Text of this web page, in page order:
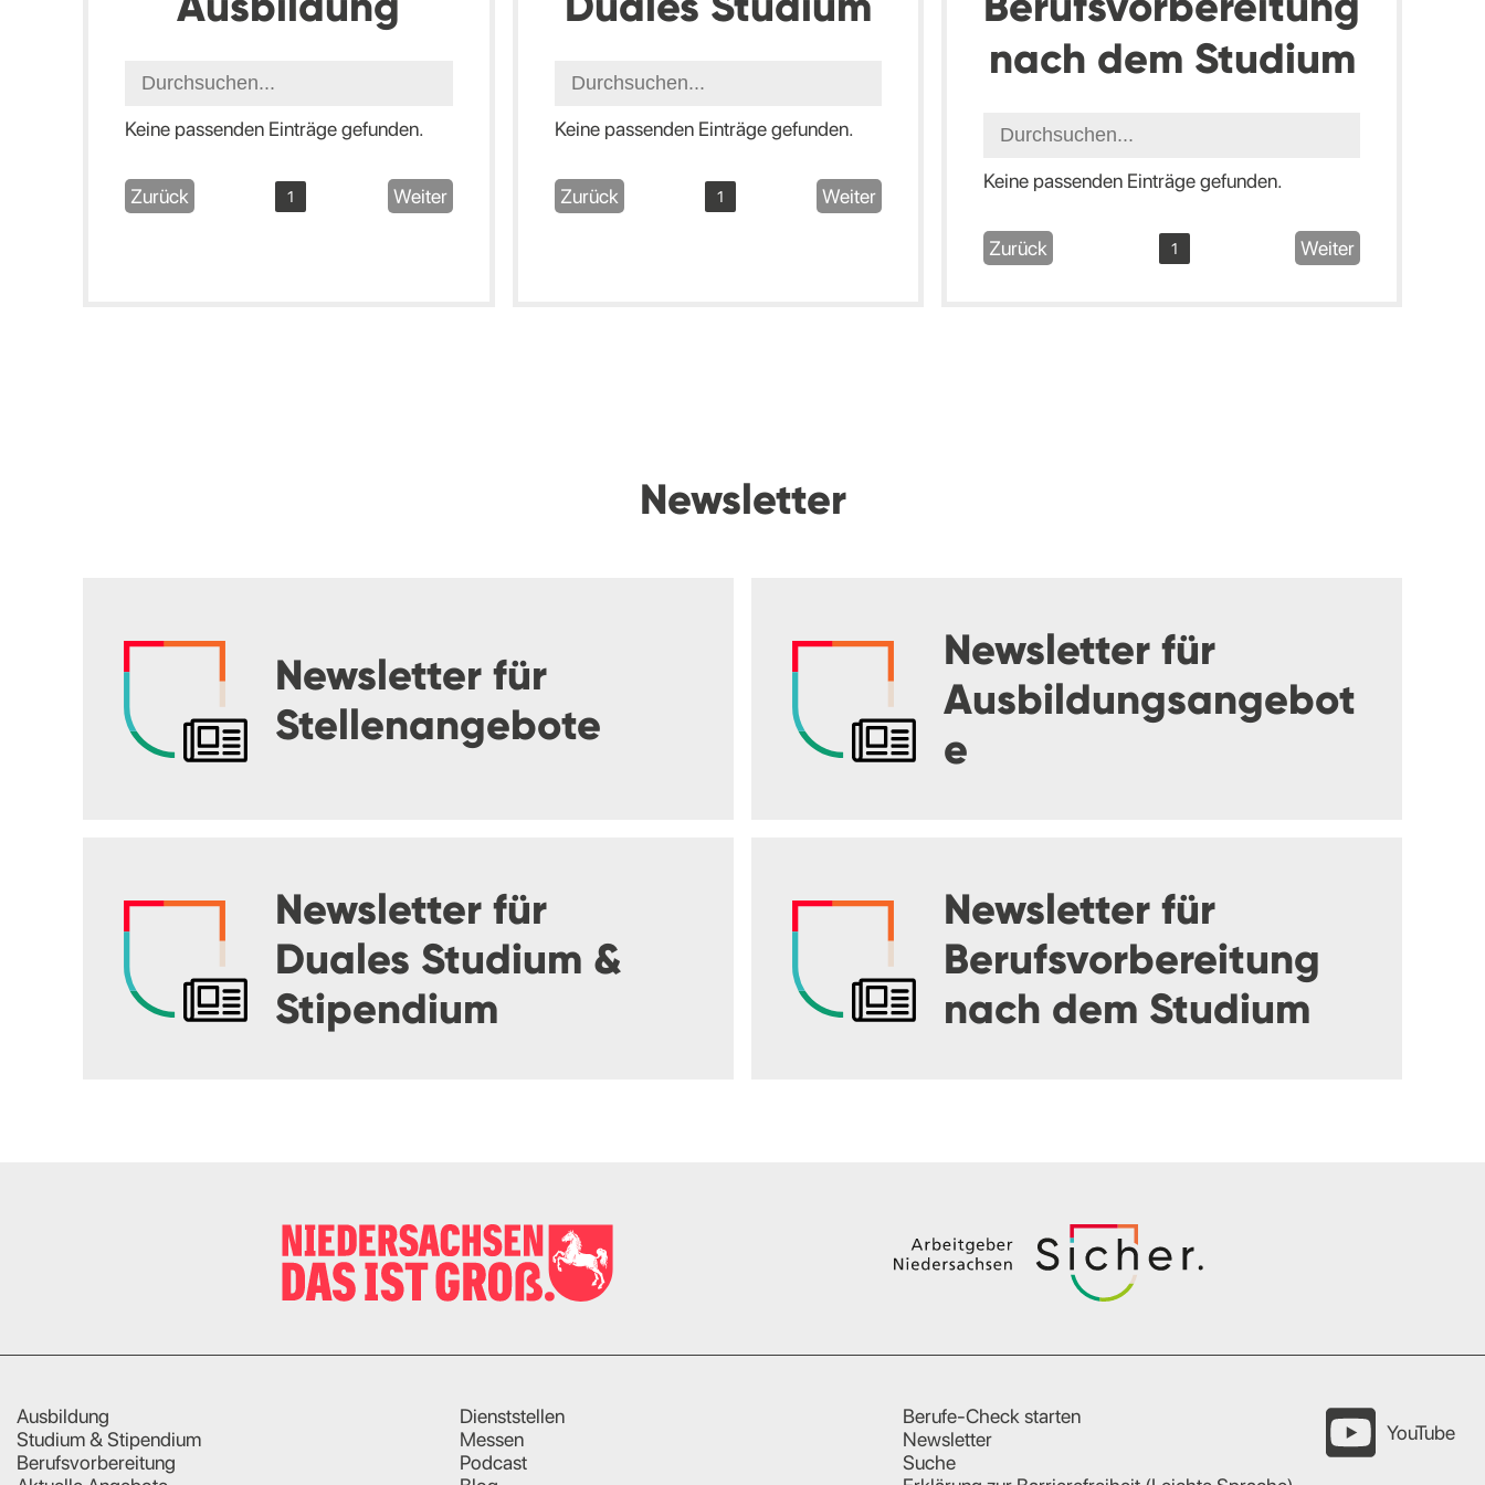
Keine passenden Einträge gefunden.
Zurück 1 Weiter
Keine passenden Einträge gefunden.
Zurück 1 Weiter
nach dem Studium
Keine passenden Einträge gefunden.
Zurück 1 Weiter
Newsletter
Newsletter für
Stellenangebote
Newsletter für
Ausbildungsangebot
e
Newsletter für
Duales Studium &
Stipendium
Newsletter für
Berufsvorbereitung
nach dem Studium
Ausbildung
Studium & Stipendium
Berufsvorbereitung
Dienststellen
Messen
Podcast
Berufe-Check starten
Newsletter
Suche
YouTube